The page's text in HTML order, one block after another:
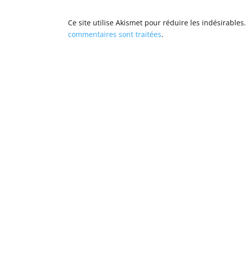
Ce site utilise Akismet pour réduire les indésirables.
commentaires sont traitées.